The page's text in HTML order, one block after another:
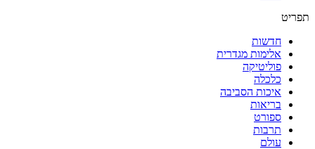
תפריט
חדשות
אלימות מגדרית
פוליטיקה
כלכלה
איכות הסביבה
בריאות
ספורט
תרבות
עולם